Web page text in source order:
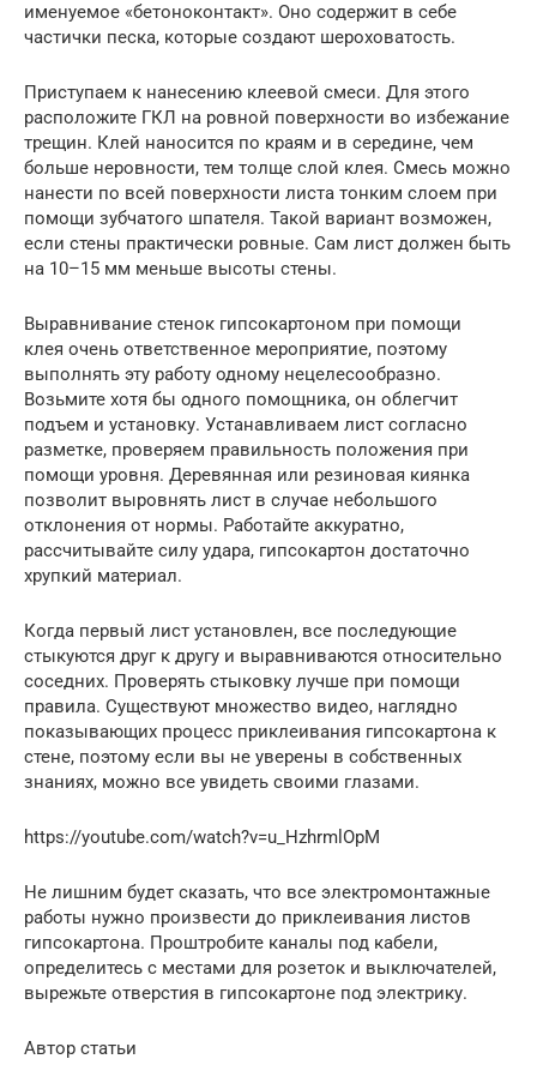
именуемое «бетоноконтакт». Оно содержит в себе
частички песка, которые создают шероховатость.
Приступаем к нанесению клеевой смеси. Для этого
расположите ГКЛ на ровной поверхности во избежание
трещин. Клей наносится по краям и в середине, чем
больше неровности, тем толще слой клея. Смесь можно
нанести по всей поверхности листа тонким слоем при
помощи зубчатого шпателя. Такой вариант возможен,
если стены практически ровные. Сам лист должен быть
на 10–15 мм меньше высоты стены.
Выравнивание стенок гипсокартоном при помощи
клея очень ответственное мероприятие, поэтому
выполнять эту работу одному нецелесообразно.
Возьмите хотя бы одного помощника, он облегчит
подъем и установку. Устанавливаем лист согласно
разметке, проверяем правильность положения при
помощи уровня. Деревянная или резиновая киянка
позволит выровнять лист в случае небольшого
отклонения от нормы. Работайте аккуратно,
рассчитывайте силу удара, гипсокартон достаточно
хрупкий материал.
Когда первый лист установлен, все последующие
стыкуются друг к другу и выравниваются относительно
соседних. Проверять стыковку лучше при помощи
правила. Существуют множество видео, наглядно
показывающих процесс приклеивания гипсокартона к
стене, поэтому если вы не уверены в собственных
знаниях, можно все увидеть своими глазами.
https://youtube.com/watch?v=u_HzhrmlOpM
Не лишним будет сказать, что все электромонтажные
работы нужно произвести до приклеивания листов
гипсокартона. Проштробите каналы под кабели,
определитесь с местами для розеток и выключателей,
вырежьте отверстия в гипсокартоне под электрику.
Автор статьи